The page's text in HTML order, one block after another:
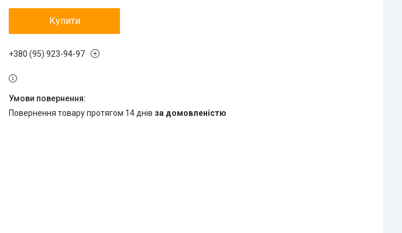
Купити
+380 (95) 923-94-97
повернення товару протягом 14 днів за домовленістю